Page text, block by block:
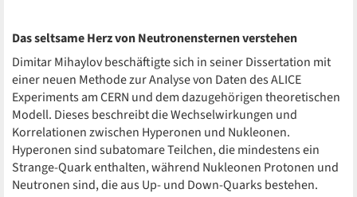
Das seltsame Herz von Neutronensternen verstehen
Dimitar Mihaylov beschäftigte sich in seiner Dissertation mit
einer neuen Methode zur Analyse von Daten des ALICE
Experiments am CERN und dem dazugehörigen theoretischen
Modell. Dieses beschreibt die Wechselwirkungen und
Korrelationen zwischen Hyperonen und Nukleonen.
Hyperonen sind subatomare Teilchen, die mindestens ein
Strange-Quark enthalten, während Nukleonen Protonen und
Neutronen sind, die aus Up- und Down-Quarks bestehen.